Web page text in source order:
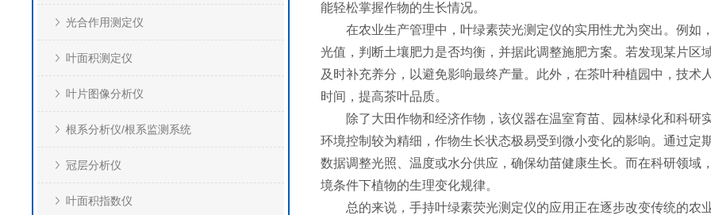
光合作用测定仪
叶面积测定仪
叶片图像分析仪
根系分析仪/根系监测系统
冠层分析仪
叶面积指数仪
能轻松掌握作物的生长情况。
在农业生产管理中，叶绿素荧光测定仪的实用性尤为突出。例如
光值，判断土壤肥力是否均衡，并据此调整施肥方案。若发现某片
及时补充养分，以避免影响最终产量。此外，在茶叶种植园中，技
时间，提高茶叶品质。
除了大田作物和经济作物，该仪器在温室育苗、园林绿化和科研
环境控制较为精细，作物生长状态极易受到微小变化的影响。通过
数据调整光照、温度或水分供应，确保幼苗健康生长。而在科研领
境条件下植物的生理变化规律。
总的来说，手持叶绿素荧光测定仪的应用正在逐步改变传统的农